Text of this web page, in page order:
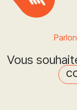
Vous